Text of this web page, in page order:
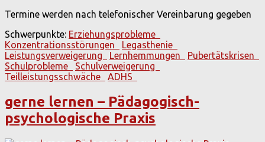
Termine werden nach telefonischer Vereinbarung gegeben
Schwerpunkte: Erziehungsprobleme
Konzentrationsstörungen
Legasthenie
Leistungsverweigerung
Lernhemmungen
Pubertätskrisen
Schulprobleme
Schulverweigerung
Teilleistungsschwäche
ADHS
gerne lernen – Pädagogisch-
psychologische Praxis